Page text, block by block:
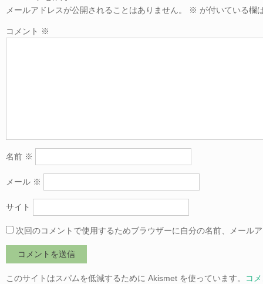
メールアドレスが公開されることはありません。 ※ が付いている欄
コメント ※
名前 ※
メール ※
サイト
次回のコメントで使用するためブラウザーに自分の名前、メール
このサイトはスパムを低減するために Akismet を使っています。
コ